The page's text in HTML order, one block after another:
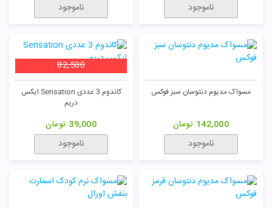
ناموجود
ناموجود
مسواک مدیوم دنتوسان سبز فوکس
142,000 تومان
ناموجود
کاندوم 3 عددی Sensation ایکس
دریم
82,500
39,000 تومان
ناموجود